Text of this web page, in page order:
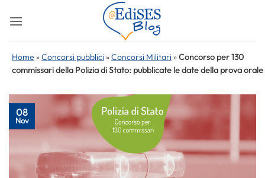
Home »Concorsi pubblici »Concorsi Militari »Concorso per 130
commissari della Polizia di Stato: pubblicate le date della prova orale
08
Nov